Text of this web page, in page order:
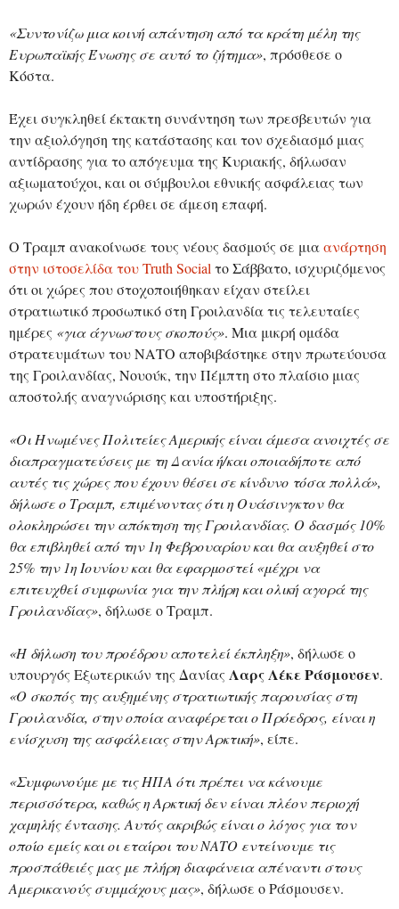
«Συντονίζω μια κοινή απάντηση από τα κράτη μέλη της
Ευρωπαϊκής Ένωσης σε αυτό το ζήτημα», πρόσθεσε ο
Κόστα.
Έχει συγκληθεί έκτακτη συνάντηση των πρεσβευτών για
την αξιολόγηση της κατάστασης και τον σχεδιασμό μιας
αντίδρασης για το απόγευμα της Κυριακής, δήλωσαν
αξιωματούχοι, και οι σύμβουλοι εθνικής ασφάλειας των
χωρών έχουν ήδη έρθει σε άμεση επαφή.
Ο Τραμπ ανακοίνωσε τους νέους δασμούς σε μιαανάρτηση
στην ιστοσελίδα του Truth Social το Σάββατο, ισχυριζόμενος
ότι οι χώρες που στοχοποιήθηκαν είχαν στείλει
στρατιωτικό προσωπικό στη Γροιλανδία τις τελευταίες
ημέρες «για άγνωστους σκοπούς». Μια μικρή ομάδα
στρατευμάτων του ΝΑΤΟ αποβιβάστηκε στην πρωτεύουσα
της Γροιλανδίας, Νουούκ, την Πέμπτη στο πλαίσιο μιας
αποστολής αναγνώρισης και υποστήριξης.
«Οι Ηνωμένες Πολιτείες Αμερικής είναι άμεσα ανοιχτές σε
διαπραγματεύσεις με τη Δανία ή/και οποιαδήποτε από
αυτές τις χώρες που έχουν θέσει σε κίνδυνο τόσα πολλά»,
δήλωσε ο Τραμπ, επιμένοντας ότι η Ουάσινγκτον θα
ολοκληρώσει την απόκτηση της Γροιλανδίας. Ο δασμός 10%
θα επιβληθεί από την 1η Φεβρουαρίου και θα αυξηθεί στο
25% την 1η Ιουνίου και θα εφαρμοστεί «μέχρι να
επιτευχθεί συμφωνία για την πλήρη και ολική αγορά της
Γροιλανδίας», δήλωσε ο Τραμπ.
«Η δήλωση του προέδρου αποτελεί έκπληξη», δήλωσε ο
υπουργός Εξωτερικών της Δανίας Λαρς Λέκε Ράσμουσεν.
«Ο σκοπός της αυξημένης στρατιωτικής παρουσίας στη
Γροιλανδία, στην οποία αναφέρεται ο Πρόεδρος, είναι η
ενίσχυση της ασφάλειας στην Αρκτική», είπε.
«Συμφωνούμε με τις ΗΠΑ ότι πρέπει να κάνουμε
περισσότερα, καθώς η Αρκτική δεν είναι πλέον περιοχή
χαμηλής έντασης. Αυτός ακριβώς είναι ο λόγος για τον
οποίο εμείς και οι εταίροι του ΝΑΤΟ εντείνουμε τις
προσπάθειές μας με πλήρη διαφάνεια απέναντι στους
Αμερικανούς συμμάχους μας», δήλωσε ο Ράσμουσεν.